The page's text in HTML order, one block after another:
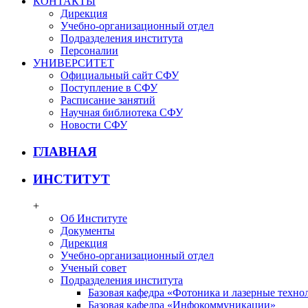
Дирекция
Учебно-организационный отдел
Подразделения института
Персоналии
УНИВЕРСИТЕТ
Официальный сайт СФУ
Поступление в СФУ
Расписание занятий
Научная библиотека СФУ
Новости СФУ
ГЛАВНАЯ
ИНСТИТУТ
+
Об Институте
Документы
Дирекция
Учебно-организационный отдел
Ученый совет
Подразделения института
Базовая кафедра «Фотоника и лазерные
Базовая кафедра «Инфокоммуникации»